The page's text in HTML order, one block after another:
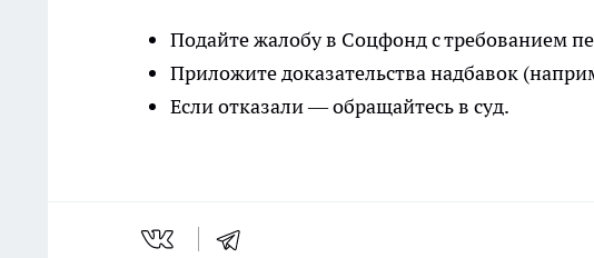
Подайте жалобу в Соцфонд с требованием
Приложите доказательства надбавок
Если отказали — обращайтесь в суд.